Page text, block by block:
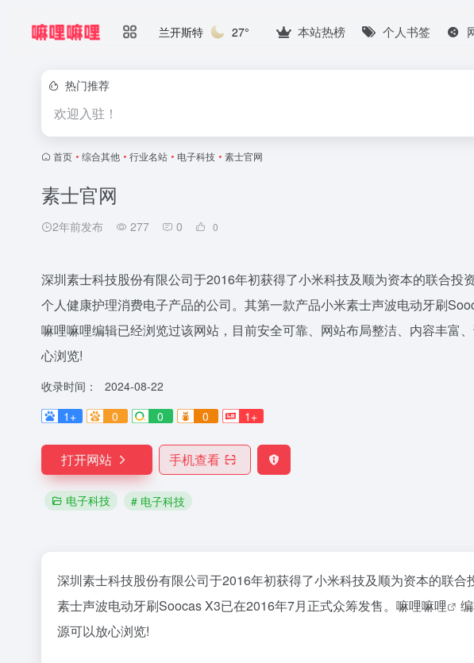
兰开斯特 27° 本站热榜 个人书签
热门推荐
欢迎入驻！
首页 • 综合其他 • 行业名站 • 电子科技 • 素士官网
素士官网
2年前发布 277 0 0
深圳素士科技股份有限公司于2016年初获得了小米科技及顺为资本的联合投
个人健康护理消费电子产品的公司。其第一款产品小米素士声波电动牙刷
嘛哩嘛哩编辑已经浏览过该网站，目前安全可靠、网站布局整洁、内容丰富
心浏览!
收录时间：
2024-08-22
1+
0 0 0 1+
打开网站 手机查看
电子科技 # 电子科技
深圳素士科技股份有限公司于2016年初获得了小米科技及顺为资本的联
素士声波电动牙刷Soocas X3已在2016年7月正式众筹发售。 嘛哩嘛哩
源可以放心浏览!